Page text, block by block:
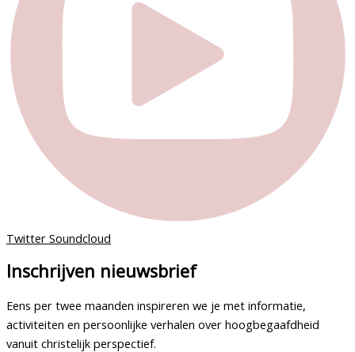
Twitter Soundcloud
Inschrijven nieuwsbrief
Eens per twee maanden inspireren we je met informatie,
activiteiten en persoonlijke verhalen over hoogbegaafdheid
vanuit christelijk perspectief.